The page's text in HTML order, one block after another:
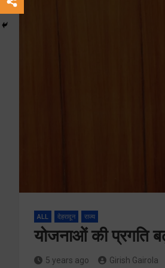
ALL देहरादून राज्य
योजनाओं की प्रगति
5 years ago Girish Gairola